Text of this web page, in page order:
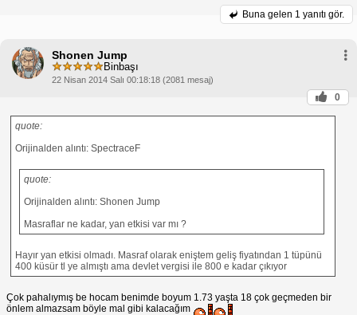
Buna gelen 1 yanıtı gör.
Shonen Jump
Binbaşı
22 Nisan 2014 Salı 00:18:18 (2081 mesaj)
0
quote:
Orijinalden alıntı: SpectraceF
quote:
Orijinalden alıntı: Shonen Jump
Masraflar ne kadar, yan etkisi var mı ?
Hayır yan etkisi olmadı. Masraf olarak eniştem geliş fiyatından 1 tüpünü
400 küsür tl ye almıştı ama devlet vergisi ile 800 e kadar çıkıyor
Çok pahalıymış be hocam benimde boyum 1.73 yaşta 18 çok geçmeden bir
önlem almazsam böyle mal gibi kalacağım